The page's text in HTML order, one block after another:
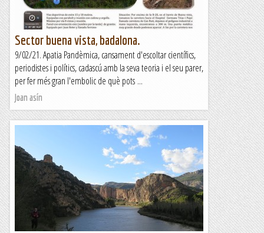
Sector buena vista, badalona.
9/02/21. Apatia Pandèmica, cansament d'escoltar científics,
periodistes i polítics, cadascú amb la seva teoria i el seu parer,
per fer més gran l'embolic de què pots ...
Joan asín